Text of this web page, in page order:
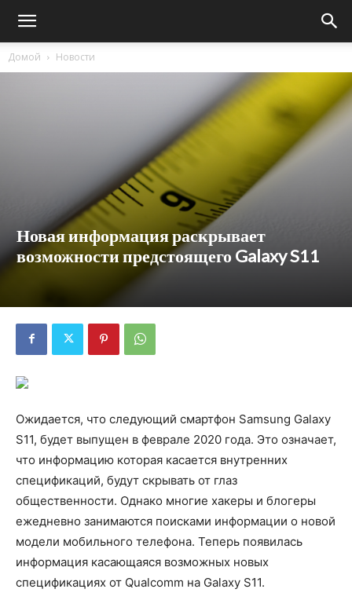
Домой Новости
Новая информация раскрывает
возможности предстоящего Galaxy S11
Ожидается, что следующий смартфон Samsung Galaxy
S11, будет выпущен в феврале 2020 года. Это означает,
что информацию которая касается внутренних
спецификаций, будут скрывать от глаз
общественности. Однако многие хакеры и блогеры
ежедневно занимаются поисками информации о новой
модели мобильного телефона. Теперь появилась
информация касающаяся возможных новых
спецификациях от Qualcomm на Galaxy S11.